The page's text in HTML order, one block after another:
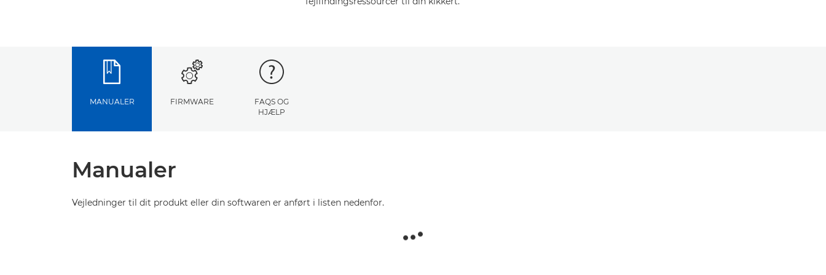
MANUALER FIRMWARE
FAQS OG
HJÆLP
Manualer
Vejledninger til dit produkt eller din softwaren er anført i listen nedenfor.